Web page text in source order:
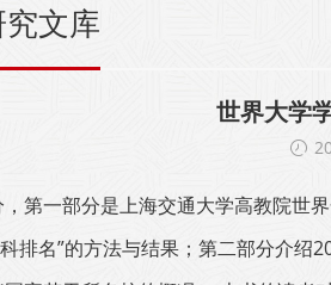
文库
世界大学
第一部分是上海交通大学高教院世
排名”的方法与结果；第二部分介